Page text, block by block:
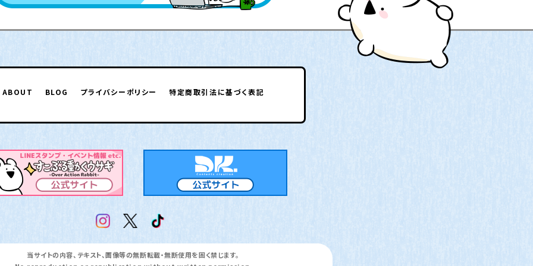
ABOUT BLOG プライバシーポリシー 特定商取引法に基づく表記
当サイトの内容、テキスト、画像等の無断転載・無断使用を固く禁じます。